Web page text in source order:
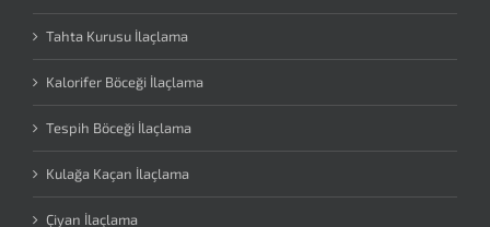
Tahta Kurusu İlaçlama
Kalorifer Böceği İlaçlama
Tespih Böceği İlaçlama
Kulağa Kaçan İlaçlama
Çiyan İlaçlama